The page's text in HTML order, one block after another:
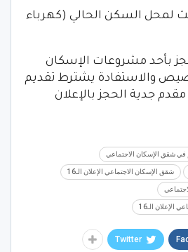
لمحل السكن الحالي (كهرباء
بأحد مشروعات الإسكان
والاستفادة يشترط تقديم
جدية الحجز بالإعلان
في شقق الإسكان الاجتماعي
شقق الإسكان الاجتماعي الإعلان الـ16
الـ16
Twitter